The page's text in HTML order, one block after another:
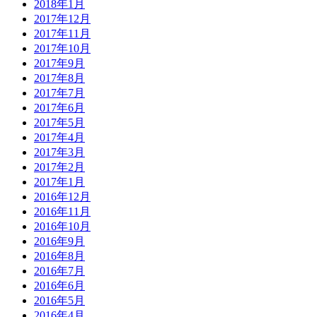
2018年1月
2017年12月
2017年11月
2017年10月
2017年9月
2017年8月
2017年7月
2017年6月
2017年5月
2017年4月
2017年3月
2017年2月
2017年1月
2016年12月
2016年11月
2016年10月
2016年9月
2016年8月
2016年7月
2016年6月
2016年5月